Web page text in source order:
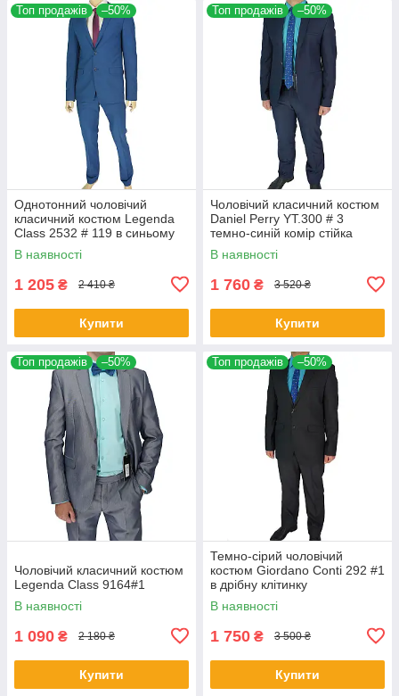
Топ продажів –50%
Однотонний чоловічий
класичний костюм Legenda
Class 2532 # 119 в синьому
кольорі
В наявності
1 205 ₴ 2 410 ₴
Купити
Топ продажів –50%
Чоловічий класичний костюм
Daniel Perry YT.300 # 3
темно-синій комір стійка
В наявності
1 760 ₴ 3 520 ₴
Купити
Топ продажів –50%
Чоловічий класичний костюм
Legenda Class 9164#1
В наявності
1 090 ₴ 2 180 ₴
Купити
Топ продажів –50%
Темно-сірий чоловічий
костюм Giordano Conti 292 #1
в дрібну клітинку
В наявності
1 750 ₴ 3 500 ₴
Купити